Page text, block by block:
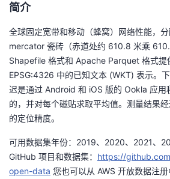
页
开
发
者
我
博
的
我
简介
全球固定宽带和移动（蜂窝）网络性能，
mercator 瓷砖（赤道处约 610.8 米乘
Shapefile 格式和 Apache Parquet 格式提
EPSG:4326 中的已知文本 (WKT) 表示。
迟是通过 Android 和 iOS 版的 Ookla 应
的，并对每个磁贴求取平均值。测量结果
的定位精度。
可用数据集年份：2019、2020、2021、
GitHub 项目和数据集： https://
open-data 您也可以从 AWS 开放数据注册